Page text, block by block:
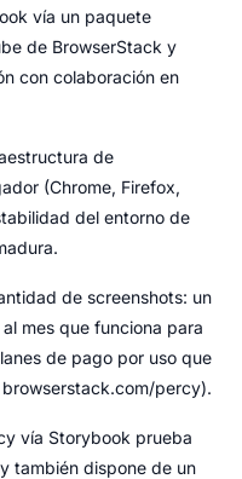
vía un paquete
de BrowserStack y
con colaboración en
de
(Chrome, Firefox,
del entorno de
de screenshots: un
mes que funciona para
de pago por uso que
percy).
vía Storybook prueba
también dispone de un